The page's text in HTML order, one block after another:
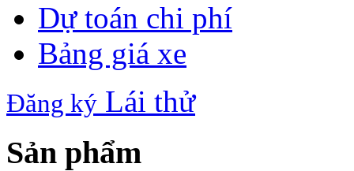
Dự toán chi phí
Bảng giá xe
Đăng ký Lái thử
Sản phẩm